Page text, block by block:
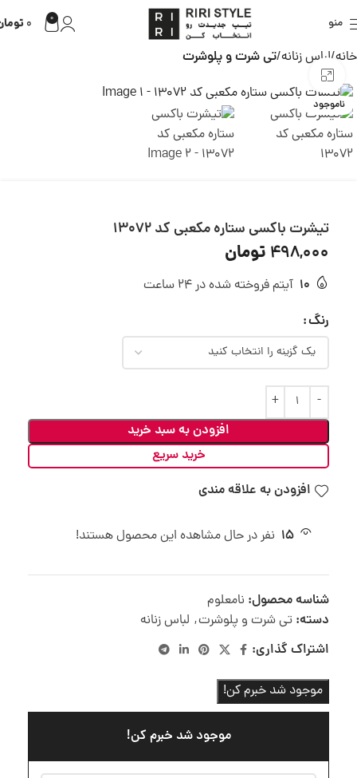
منو 0
0
خانه لباس زنانه تی شرت و پلوشرت
ناموجود
تیشرت باکسی ستاره مکعبی کد 13072
498,000 تومان
10 آیتم فروخته شده در 24 ساعت
رنگ
افزودن به سبد خرید
خرید سریع
افزودن به علاقه مندی
15 نفر در حال مشاهده این محصول هستند!
شناسه محصول: نامعلوم
دسته: تی شرت و پلوشرت, لباس زنانه
اشتراک گذاری:
موجود شد خبرم کن!
موجود شد خبرم کن!